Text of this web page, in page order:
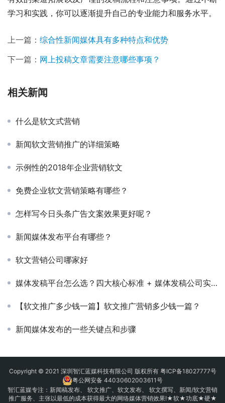
学习和实践，你可以逐渐提升自己的专业能力和服务水平。
上一篇： 综合性新闻媒体具有多种特点和优势
下一篇： 网上投稿文章需要注意哪些事项？
相关新闻
什么是软文式营销
新闻软文营销推广的详细策略
示例性的2018年企业营销软文
免费企业软文营销策略有哪些？
怎样写今日头条广告文案效果更好呢？
新闻媒体发布平台有哪些？
软文营销公司哪家好
媒体发稿平台怎么选？四大核心标准 + 媒体发稿公司实战指南
【软文推广多少钱一篇】软文推广营销多少钱一篇？
新闻媒体发布的一些关键点和步骤
Copyright © 2021 深圳智汇蓝媒科技有限公司 版权所有 粤ICP备18027777号
粤公网安备 44030602003611号
智汇蓝媒专注： 新闻稿发布、 软文推广、 软文发布、 软文撰写、新闻/软文营销
推广服务、主张以最低的成本获得最大的网络媒体营销效果!★软★功底★硬★